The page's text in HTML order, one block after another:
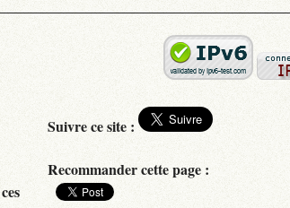
Suivre ce site :
Recommander cette page :